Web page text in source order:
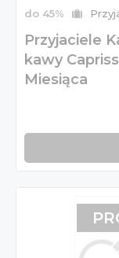
do 45%
Przyjaciele
kawy
Miesiąca